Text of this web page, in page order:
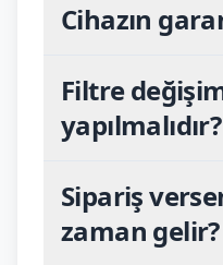
Cihazın
Filtre
yapılmalıdır?
Sipariş
zaman gelir?